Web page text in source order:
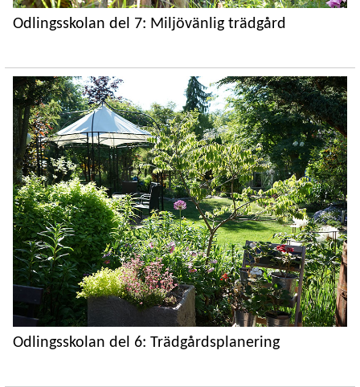
Odlingsskolan del 7: Miljövänlig trädgård
Odlingsskolan del 6: Trädgårdsplanering